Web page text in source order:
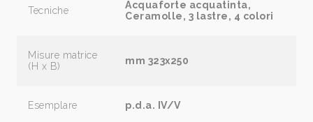
Tecniche
Acquaforte acquatinta,
Ceramolle, 3 lastre, 4 colori
Misure matrice
(H x B)
mm 323x250
Esemplare p.d.a. IV/V